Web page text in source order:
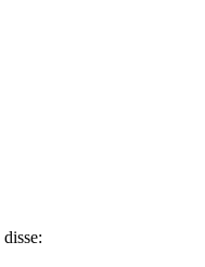
disse: